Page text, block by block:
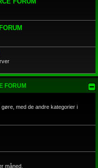
FORUM
med de andre kategorier i
måned.